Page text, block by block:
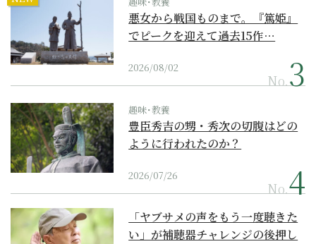
悪女から戦国ものまで。『篤姫』
でピークを迎えて過去15作…
2026/08/02
No.
趣味･教養
豊臣秀吉の甥・秀次の切腹はどの
ように行われたのか？
2026/07/26
No.
「ヤブサメの声をもう一度聴きた
い」が補聴器チャレンジの後押し